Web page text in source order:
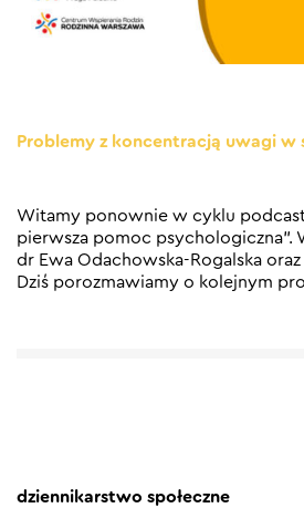
Problemy z koncentracją uwagi w
Witamy ponownie w cyklu
pierwsza pomoc psychologiczna”.
dr Ewa Odachowska-Rogalska
Dziś porozmawiamy o kolejnym
dziennikarstwo społeczne